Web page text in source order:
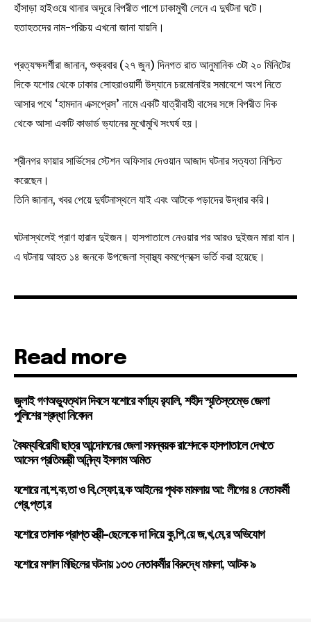
হাঁসাড়া হাইওয়ে থানার অদূরে বিপরীত পাশে ঢাকামুখী লেনে এ দুর্ঘটনা ঘটে।
হতাহতদের নাম-পরিচয় এখনো জানা যায়নি।
প্রত্যক্ষদর্শীরা জানান, শুক্রবার (২৭ জুন) দিনগত রাত আনুমানিক ৩টা ২০ মিনিটের
দিকে যশোর থেকে ঢাকার সোহরাওয়ার্দী উদ্যানে চরমোনাইর সমাবেশে অংশ নিতে
আসার পথে ‘হামদান এক্সপ্রেস’ নামে একটি যাত্রীবাহী বাসের সঙ্গে বিপরীত দিক
থেকে আসা একটি কাভার্ড ভ্যানের মুখোমুখি সংঘর্ষ হয়।
শ্রীনগর ফায়ার সার্ভিসের স্টেশন অফিসার দেওয়ান আজাদ ঘটনার সত্যতা নিশ্চিত
করেছেন।
তিনি জানান, খবর পেয়ে দুর্ঘটনাস্থলে যাই এবং আটকে পড়াদের উদ্ধার করি।
ঘটনাস্থলেই প্রাণ হারান দুইজন। হাসপাতালে নেওয়ার পর আরও দুইজন মারা যান।
এ ঘটনায় আহত ১৪ জনকে উপজেলা স্বাস্থ্য কমপ্লেক্সে ভর্তি করা হয়েছে।
Read more
জুলাই গণঅভ্যুত্থান দিবসে যশোরে বর্ণাঢ্য র‍্যালি, শহীদ স্মৃতিস্তম্ভে জেলা
পুলিশের শ্রদ্ধা নিবেদন
বৈষম্যবিরোধী ছাত্র আন্দোলনের জেলা সমন্বয়ক রাশেদকে হাসপাতালে দেখতে
আসেন প্রতিমন্ত্রী অনিন্দ্য ইসলাম অমিত
যশোরে না,শ,ক,তা ও বি,স্ফো,র,ক আইনের পৃথক মামলায় আ: লীগের ৪ নেতাকর্মী
গ্রে,প্তা,র
যশোরে তালাক প্রাপ্ত স্ত্রী-ছেলেকে দা দিয়ে কু,পি,য়ে জ,খ,মে,র অভিযোগ
যশোরে মশাল মিছিলের ঘটনায় ১৩৩ নেতাকর্মীর বিরুদ্ধে মামলা, আটক ৯